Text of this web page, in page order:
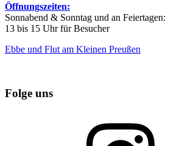
Öffnungszeiten:
Sonnabend & Sonntag und an Feiertagen:
13 bis 15 Uhr für Besucher
Ebbe und Flut am Kleinen Preußen
Folge uns